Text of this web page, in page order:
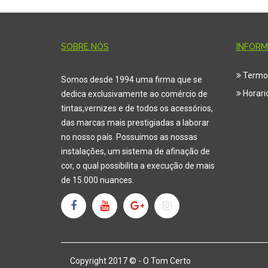
SOBRE NÓS
Somos desde 1994 uma firma que se
dedica exclusivamente ao comércio de
tintas,vernizes e de todos os acessórios,
das marcas mais prestigiadas a laborar
no nosso país. Possuimos as nossas
instalações, um sistema de afinação de
cor, o qual possibilita a execução de mais
de 15.000 nuances.
Copyright 2017 © - O Tom Certo